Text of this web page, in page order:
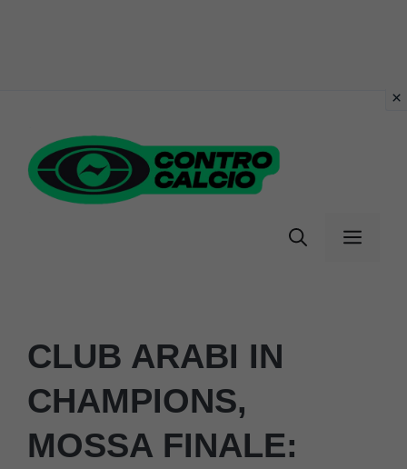
contenuto
Menu
CLUB ARABI IN
CHAMPIONS,
MOSSA FINALE: